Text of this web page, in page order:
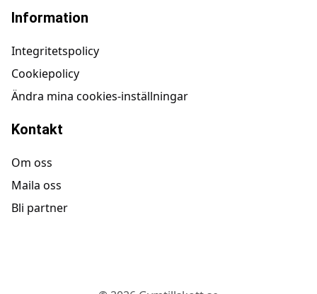
Information
Integritetspolicy
Cookiepolicy
Ändra mina cookies-inställningar
Kontakt
Om oss
Maila oss
Bli partner